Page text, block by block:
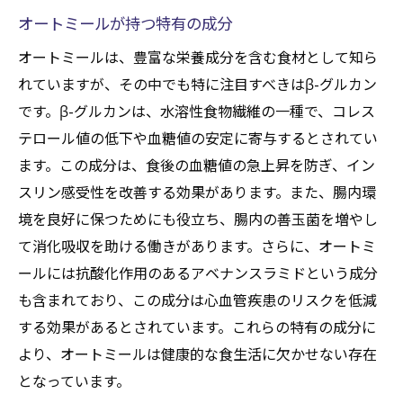
オートミールが持つ特有の成分
オートミールは、豊富な栄養成分を含む食材として知ら
れていますが、その中でも特に注目すべきはβ-グルカン
です。β-グルカンは、水溶性食物繊維の一種で、コレス
テロール値の低下や血糖値の安定に寄与するとされてい
ます。この成分は、食後の血糖値の急上昇を防ぎ、イン
スリン感受性を改善する効果があります。また、腸内環
境を良好に保つためにも役立ち、腸内の善玉菌を増やし
て消化吸収を助ける働きがあります。さらに、オートミ
ールには抗酸化作用のあるアベナンスラミドという成分
も含まれており、この成分は心血管疾患のリスクを低減
する効果があるとされています。これらの特有の成分に
より、オートミールは健康的な食生活に欠かせない存在
となっています。